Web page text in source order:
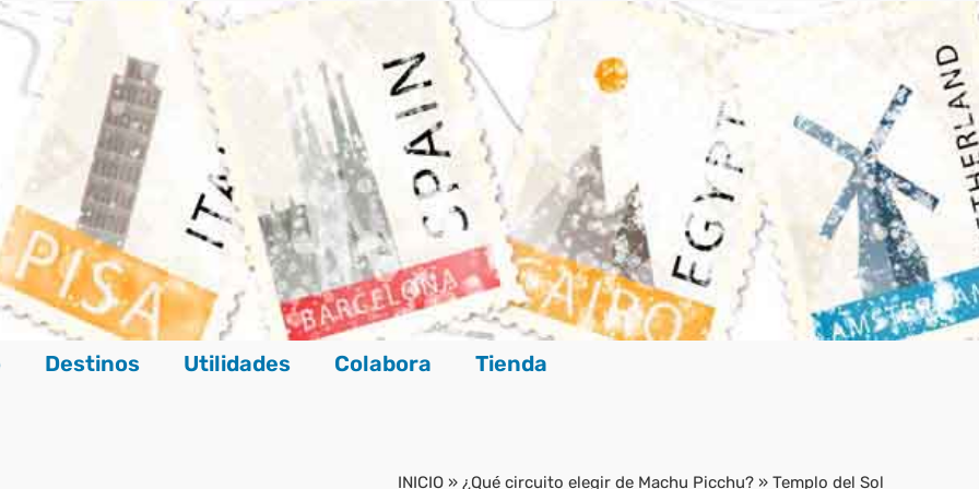
Destinos Utilidades Colabora Tienda
INICIO » ¿Qué circuito elegir de Machu Picchu? » Templo del Sol